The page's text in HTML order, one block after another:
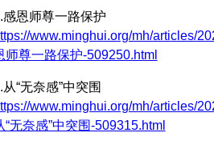
感恩师尊一路保护
www.minghui.org/mh/articles/
师尊一路保护-509250.html
从“无奈感”中突围
www.minghui.org/mh/articles/
“无奈感”中突围-509315.html